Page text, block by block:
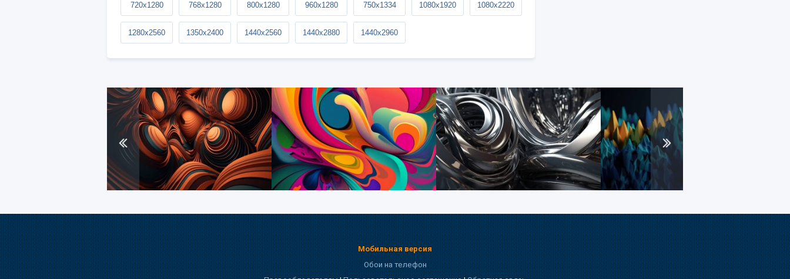
720x1280 768x1280 800x1280 960x1280 750x1334 1080x1920 1080x2220
1280x2560 1350x2400 1440x2560 1440x2880 1440x2960
Мобильная версия
Обои на телефон